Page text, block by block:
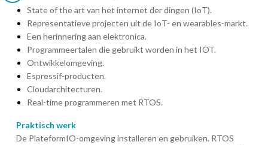
State of the art van het internet der dingen (IoT).
Representatieve projecten uit de IoT- en wearables-markt.
Een herinnering aan elektronica.
Programmeertalen die gebruikt worden in het IOT.
Ontwikkelomgeving.
Espressif-producten.
Cloudarchitecturen.
Real-time programmeren met RTOS.
Praktisch werk
De PlateformIO-omgeving installeren en gebruiken. RTOS